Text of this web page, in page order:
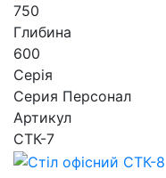
750
Глибина
600
Серія
Серия Персонал
Артикул
СТК-7